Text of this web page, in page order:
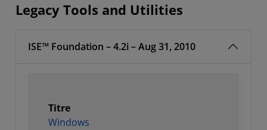
Legacy Tools and Utilities
ISE™ Foundation – 4.2i – Aug 31, 2010
Titre
Windows